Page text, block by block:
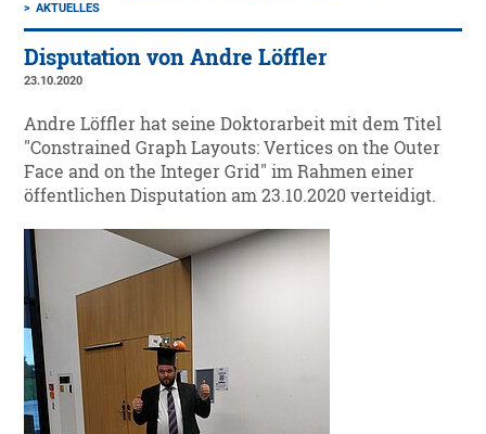
AKTUELLES
Disputation von Andre Löffler
23.10.2020
Andre Löffler hat seine Doktorarbeit mit dem Titel
"Constrained Graph Layouts: Vertices on the Outer
Face and on the Integer Grid" im Rahmen einer
öffentlichen Disputation am 23.10.2020 verteidigt.